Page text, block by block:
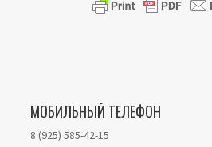
МОБИЛЬНЫЙ ТЕЛЕФОН
8 (925) 585-42-15